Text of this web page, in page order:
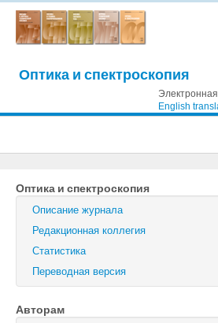
Оптика и спектроскопия
English
Журнал технической физики
Письма в Журнал технической
Физика твердого тела
Физика и техника
Оптика и спектроскопия
Оптика и спектроскопия
Описание журнала
Редакционная коллегия
Статистика
Переводная версия
Авторам